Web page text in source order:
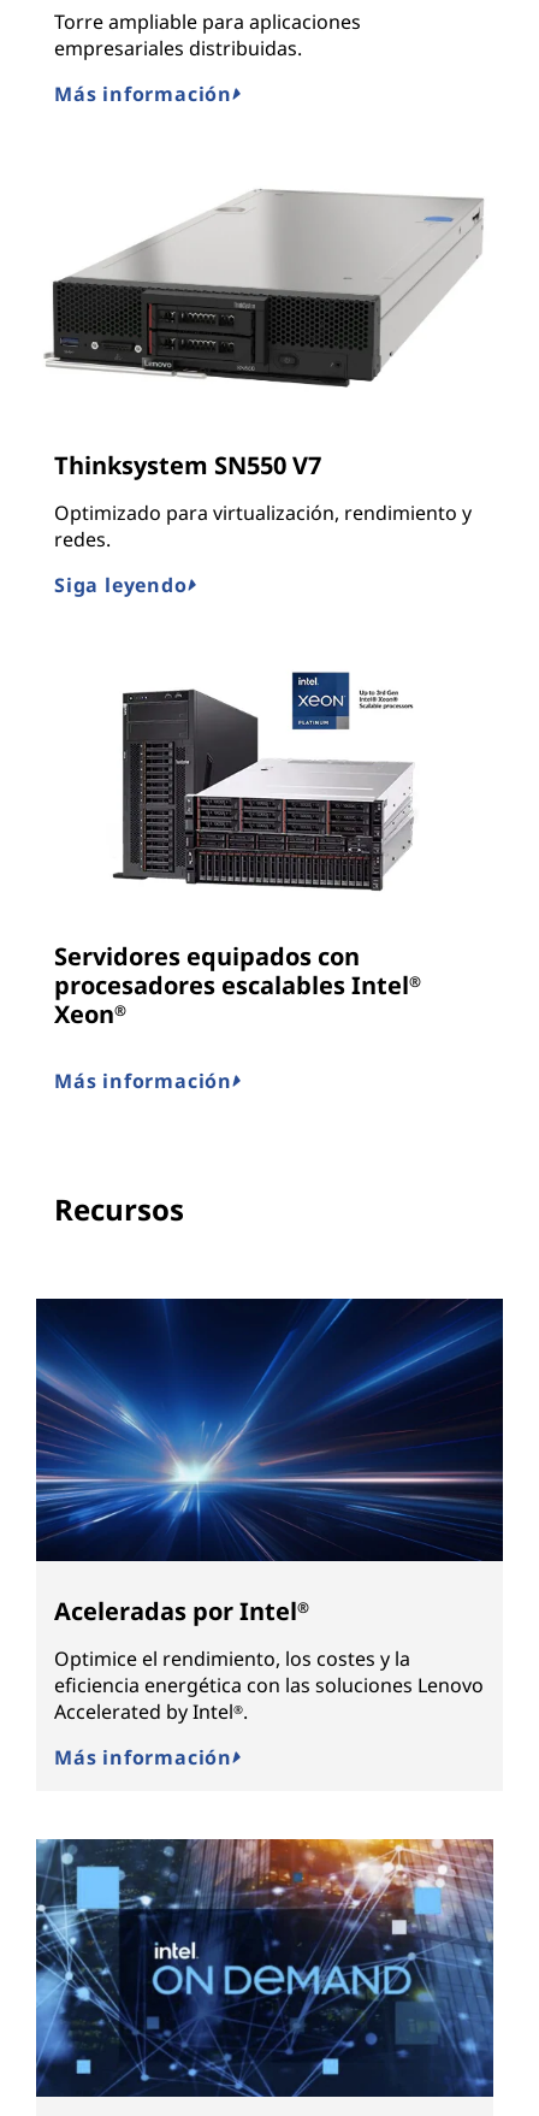
Torre ampliable para aplicaciones
empresariales distribuidas.
Más información
Thinksystem SN550 V7
Optimizado para virtualización, rendimiento y
redes.
Siga leyendo
Servidores equipados con
procesadores escalables Intel®
Xeon®
Más información
Recursos
Aceleradas por Intel®
Optimice el rendimiento, los costes y la
eficiencia energética con las soluciones Lenovo
Accelerated by Intel®.
Más información